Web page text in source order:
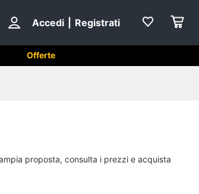
Accedi Registrati
Offerte
proposta, consulta i prezzi e acquista